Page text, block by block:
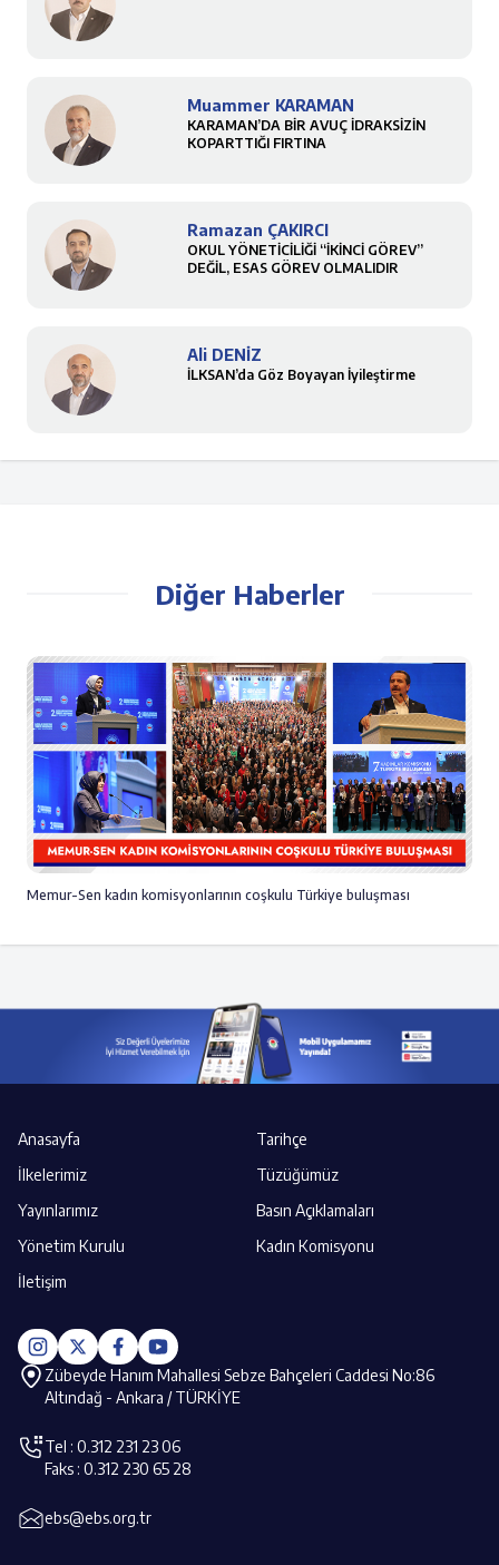
Muammer KARAMAN
KARAMAN’DA BİR AVUÇ İDRAKSİZİN
KOPARTTIĞI FIRTINA
Ramazan ÇAKIRCI
OKUL YÖNETİCİLİĞİ “İKİNCİ GÖREV”
DEĞİL, ESAS GÖREV OLMALIDIR
Ali DENİZ
İLKSAN’da Göz Boyayan İyileştirme
Diğer Haberler
Memur-Sen kadın komisyonlarının coşkulu Türkiye buluşması
Anasayfa
Tarihçe
İlkelerimiz
Tüzüğümüz
Yayınlarımız
Basın Açıklamaları
Yönetim Kurulu
Kadın Komisyonu
İletişim
Zübeyde Hanım Mahallesi Sebze Bahçeleri Caddesi No:86
Altındağ - Ankara / TÜRKİYE
Tel : 0.312 231 23 06
Faks : 0.312 230 65 28
ebs@ebs.org.tr